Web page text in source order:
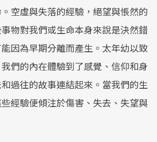
空虛與失落的經驗，絕望與悵然的
物對我們或生命本身來說是決然錯
因為早期分離而產生。太年幼以致
們的內在體驗到了感覺、信仰和身
過往的故事連結起來。當我們的生
經驗便傾注於傷害、失去、失望與